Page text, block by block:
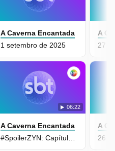
A Caverna Encantada
1 setembro de 2025
06:22
A Caverna Encantada
#SpoilerZYN: Capítulos 283 ao 287
A
27
A
26